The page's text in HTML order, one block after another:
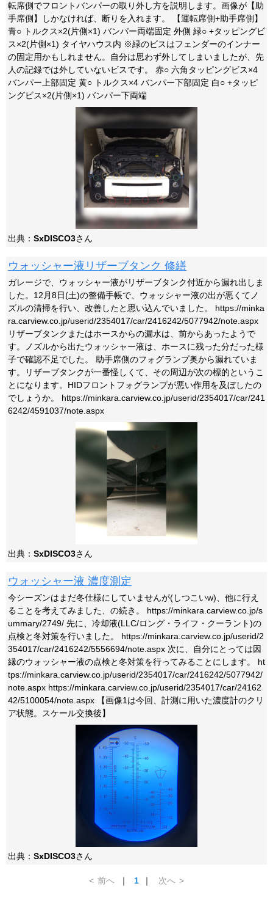
転席側でフロントバンパーの取り外し方を説明します。画像が【助
手席側】しかなければ、断りを入れます。 【運転席側+助手席側】
青○ トルクス×2(片側×1) バンパー両端固定 外側 緑○ +タッピングビ
ス×2(片側×1) タイヤハウス内 ※緑のビスはフェンダーのインナー
の固定用かもしれません。自分は思わず外してしまいましたが、先
人の記録では外していないビスです。 赤○ 六角タッピングビス×4
バンパー上部固定 黄○ トルクス×4 バンパー下部固定 白○ +タッピ
ングビス×2(片側×1) バンパー下両端
出典： SxDISCO3さん
ウォッシャー液リザーブタンク 修繕
ガレージで、ウォッシャー液がリザーブタンク付近から漏れ出しま
した。12月8日(土)の整備手帳で、ウォッシャー液の出が悪くてノ
ズルの清掃を行い、改善したと思い込んでいました。 https://minka
ra.carview.co.jp/userid/2354017/car/2416242/5077942/note.aspx
リザーブタンクまたはホースからの漏水は、前からあったようで
す。ノズルから出たウォッシャー液は、ホースに残った分だった様
子で確認不足でした。 助手席側のフォグランプ奥から漏れていま
す。リザーブタンクが一番怪しくて、その周辺が次の標的というこ
とになります。HIDフロントフォグランプが悪い作用を及ぼしたの
でしょうか。 https://minkara.carview.co.jp/userid/2354017/car/241
6242/4591037/note.aspx
出典： SxDISCO3さん
ウォッシャー液 濃度測定
今シーズンはまだ冬仕様にしていませんが(しつこいw)、他に行え
ることを考えてみました、の続き。 https://minkara.carview.co.jp/s
ummary/2749/ 先に、冷却液(LLC/ロング・ライフ・クーラント)の
点検と冬対策を行いました。 https://minkara.carview.co.jp/userid/2
354017/car/2416242/5556694/note.aspx 次に、自分にとっては因
縁のウォッシャー液の点検と冬対策を行ってみることにします。 ht
tps://minkara.carview.co.jp/userid/2354017/car/2416242/5077942/
note.aspx https://minkara.carview.co.jp/userid/2354017/car/24162
42/5100054/note.aspx 【画像1は今回、計測に用いた濃度計のクリ
ア状態。スケール交換後】
出典： SxDISCO3さん
< 前へ ｜ 1 ｜ 次へ >